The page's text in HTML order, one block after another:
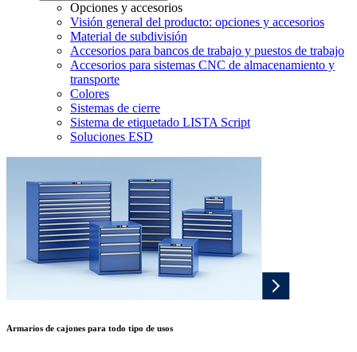
Opciones y accesorios
Visión general del producto: opciones y accesorios
Material de subdivisión
Accesorios para bancos de trabajo y puestos de trabajo
Accesorios para sistemas CNC de almacenamiento y
transporte
Colores
Sistemas de cierre
Sistema de etiquetado LISTA Script
Soluciones ESD
Armarios de cajones para todo tipo de usos